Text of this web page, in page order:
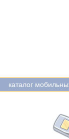
каталог